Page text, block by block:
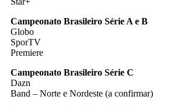
Campeonato Brasileiro Série A e B
Globo
SporTV
Premiere
Campeonato Brasileiro Série C
Dazn
Band – Norte e Nordeste (a confirmar)